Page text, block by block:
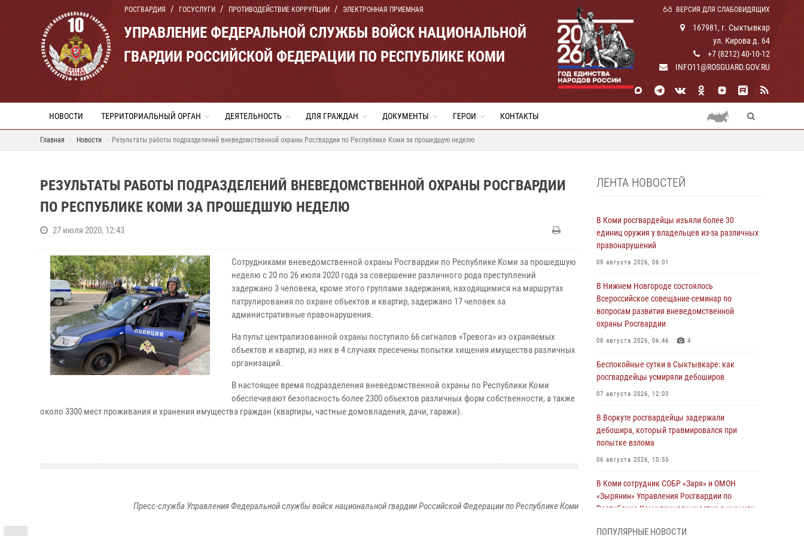
РОСГВАРДИЯ ГОСУСЛУГИ ПРОТИВОДЕЙСТВИЕ КОРРУПЦИИ ЭЛЕКТРОННАЯ ПРИЕМНАЯ ВЕРСИЯ ДЛЯ СЛАБОВИДЯЩИХ
УПРАВЛЕНИЕ ФЕДЕРАЛЬНОЙ СЛУЖБЫ ВОЙСК НАЦИОНАЛЬНОЙ
ГВАРДИИ РОССИЙСКОЙ ФЕДЕРАЦИИ ПО РЕСПУБЛИКЕ КОМИ
167981, г. Сыктывкар
ул. Кирова д. 64
+7 (8212) 40-10-12
INFO11@ROSGUARD.GOV.RU
НОВОСТИ ТЕРРИТОРИАЛЬНЫЙ ОРГАН ДЕЯТЕЛЬНОСТЬ ДЛЯ ГРАЖДАН ДОКУМЕНТЫ ГЕРОИ КОНТАКТЫ
Главная Новости Результаты работы подразделений вневедомственной охраны Росгвардии по Республике Коми за прошедшую неделю
РЕЗУЛЬТАТЫ РАБОТЫ ПОДРАЗДЕЛЕНИЙ ВНЕВЕДОМСТВЕННОЙ ОХРАНЫ РОСГВАРДИИ
ПО РЕСПУБЛИКЕ КОМИ ЗА ПРОШЕДШУЮ НЕДЕЛЮ
27 июля 2020, 12:43
Сотрудниками вневедомственной охраны Росгвардии по Республике Коми за прошедшую
неделю с 20 по 26 июля 2020 года за совершение различного рода преступлений
задержано 3 человека, кроме этого группами задержания, находящимися на маршрутах
патрулирования по охране объектов и квартир, задержано 17 человек за
административные правонарушения.
На пульт централизованной охраны поступило 66 сигналов «Тревога» из охраняемых
объектов и квартир, из них в 4 случаях пресечены попытки хищения имущества различных
организаций.
В настоящее время подразделения вневедомственной охраны по Республики Коми
обеспечивают безопасность более 2300 объектов различных форм собственности, а также
около 3300 мест проживания и хранения имущества граждан (квартиры, частные домовладения, дачи, гаражи).
Пресс-служба Управления Федеральной службы войск национальной гвардии Российской Федерации по Республике Коми
ЛЕНТА НОВОСТЕЙ
В Коми росгвардейцы изъяли более 30
единиц оружия у владельцев из-за различных
правонарушений
09 августа 2026, 06:01
В Нижнем Новгороде состоялось
Всероссийское совещание-семинар по
вопросам развития вневедомственной
охраны Росгвардии
08 августа 2026, 06:46 4
Беспокойные сутки в Сыктывкаре: как
росгвардейцы усмиряли дебоширов
07 августа 2026, 12:03
В Воркуте росгвардейцы задержали
дебошира, который травмировался при
попытке взлома
06 августа 2026, 10:55
В Коми сотрудник СОБР «Заря» и ОМОН
«Зырянин» Управления Росгвардии по
Республике Коми приняли участие в учениях
группы в Сыктывдинском районе
ПОПУЛЯРНЫЕ НОВОСТИ